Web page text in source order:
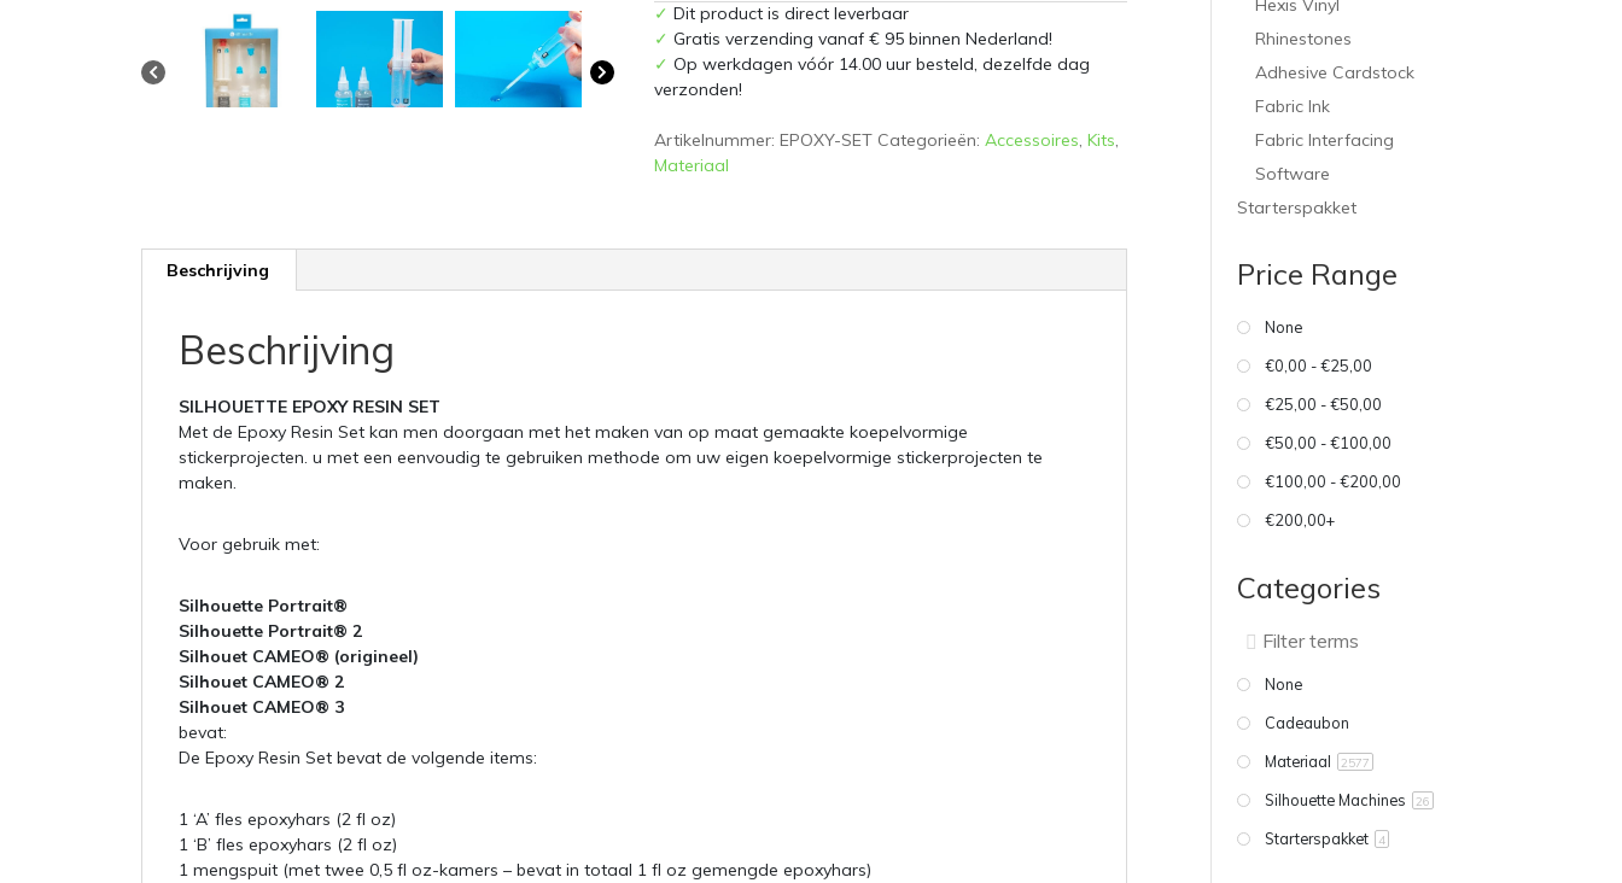
✓ Dit product is direct leverbaar
✓ Gratis verzending vanaf € 95 binnen Nederland!
✓ Op werkdagen vóór 14.00 uur besteld, dezelfde dag
verzonden!
Artikelnummer: EPOXY-SET Categorieën: Accessoires, Kits,
Materiaal
Beschrijving
Beschrijving
SILHOUETTE EPOXY RESIN SET
Met de Epoxy Resin Set kan men doorgaan met het maken van op maat gemaakte koepelvormige
stickerprojecten. u met een eenvoudig te gebruiken methode om uw eigen koepelvormige stickerprojecten te
maken.
Voor gebruik met:
Silhouette Portrait®
Silhouette Portrait® 2
Silhouet CAMEO® (origineel)
Silhouet CAMEO® 2
Silhouet CAMEO® 3
bevat:
De Epoxy Resin Set bevat de volgende items:
1 ‘A’ fles epoxyhars (2 fl oz)
1 ‘B’ fles epoxyhars (2 fl oz)
1 mengspuit (met twee 0,5 fl oz-kamers – bevat in totaal 1 fl oz gemengde epoxyhars)
Hexis Vinyl
Rhinestones
Adhesive Cardstock
Fabric Ink
Fabric Interfacing
Software
Starterspakket
Price Range
None
€0,00 - €25,00
€25,00 - €50,00
€50,00 - €100,00
€100,00 - €200,00
€200,00+
Categories
None
Cadeaubon
Materiaal
2577
Silhouette Machines 26
Starterspakket 4